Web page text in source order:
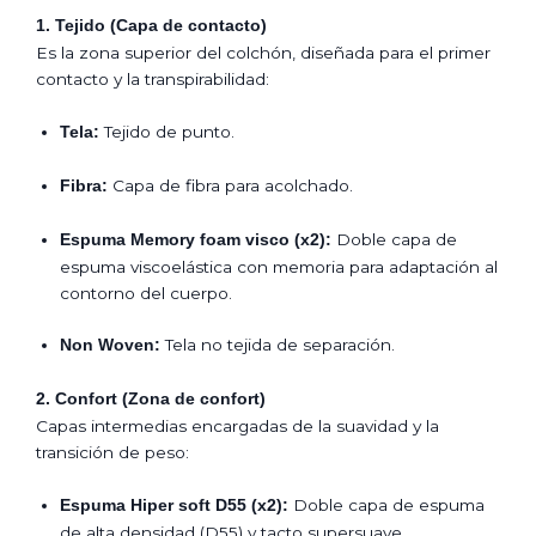
1. Tejido (Capa de contacto)
Es la zona superior del colchón, diseñada para el primer
contacto y la transpirabilidad:
Tela: Tejido de punto.
Fibra: Capa de fibra para acolchado.
Espuma Memory foam visco (x2): Doble capa de
espuma viscoelástica con memoria para adaptación al
contorno del cuerpo.
Non Woven: Tela no tejida de separación.
2. Confort (Zona de confort)
Capas intermedias encargadas de la suavidad y la
transición de peso:
Espuma Hiper soft D55 (x2): Doble capa de espuma